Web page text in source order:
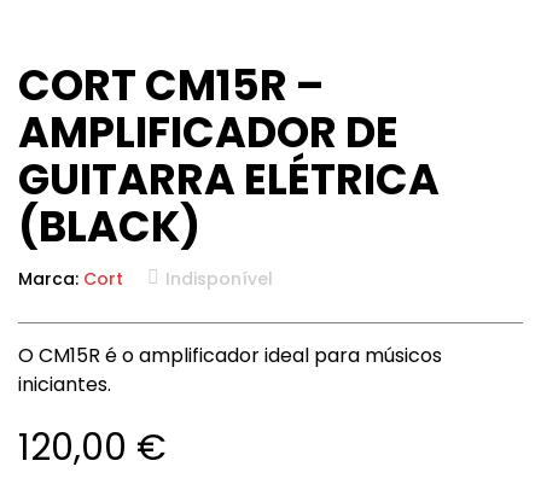
CORT CM15R –
AMPLIFICADOR DE
GUITARRA ELÉTRICA
(BLACK)
Marca: Cort Indisponível
O CM15R é o amplificador ideal para músicos
iniciantes.
120,00 €